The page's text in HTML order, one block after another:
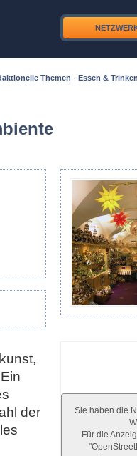
Themen · Essen &
Sie haben die
Für die
der